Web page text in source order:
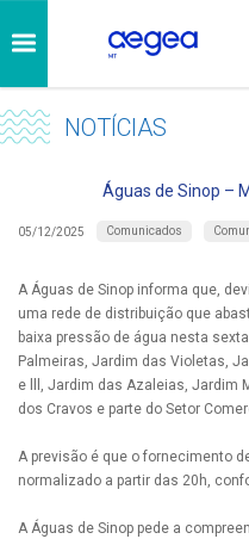
NOTÍCIAS
Águas de Sinop –
05/12/2025 Comunicados
A Águas de Sinop informa que,
uma rede de distribuição que
baixa pressão de água nesta
Palmeiras, Jardim das Violetas,
e lll, Jardim das Azaleias, Jardim
dos Cravos e parte do Setor
A previsão é que o fornecimento
normalizado a partir das 20h,
A Águas de Sinop pede a